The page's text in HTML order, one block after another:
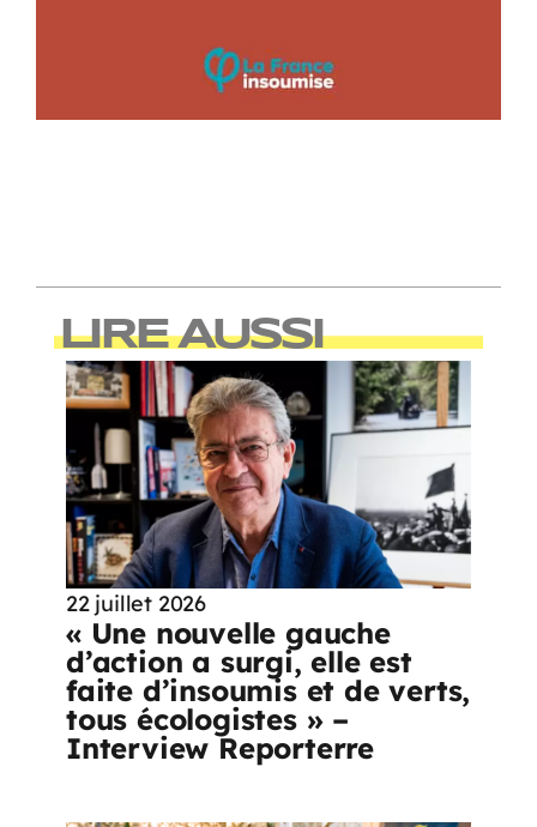
LIRE AUSSI
22 juillet 2026
« Une nouvelle gauche
d’action a surgi, elle est
faite d’insoumis et de verts,
tous écologistes » –
Interview Reporterre